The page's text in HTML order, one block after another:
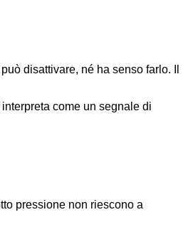
disattivare, né ha senso farlo. Il
come un segnale di
pressione non riescono a